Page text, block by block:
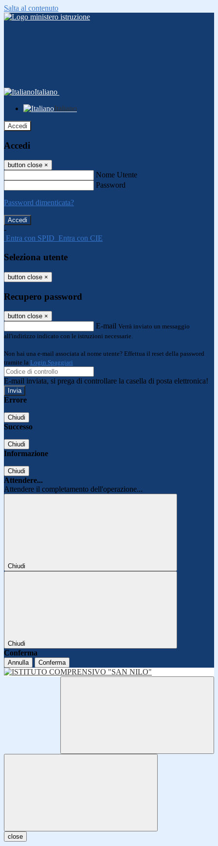
Salta al contenuto
Italiano
Italiano
Accedi
Accedi
button close ×
Nome Utente
Password
Password dimenticata?
-
Entra con SPID Entra con CIE
Seleziona utente
button close ×
Recupero password
button close ×
E-mail Verrà inviato un messaggio
all'indirizzo indicato con le istruzioni necessarie.
Non hai una e-mail associata al nome utente? Effettua il reset della password
tramite la Login Spaggiari
E-mail inviata, si prega di controllare la casella di posta elettronica!
Errore
Chiudi
Successo
Chiudi
Informazione
Chiudi
Attendere...
Attendere il completamento dell'operazione...
Chiudi
Chiudi
Conferma
Annulla Conferma
close